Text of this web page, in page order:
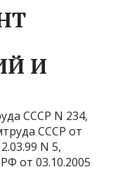
И
СССР N 234,
СССР от
N 5,
от 03.10.2005